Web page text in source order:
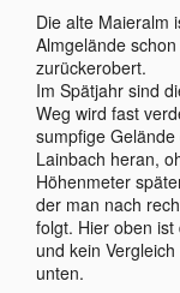
Die alte Maieralm
Almgelände
zurückerobert.
Im Spätjahr sind
Weg wird fast
sumpfige
Lainbach heran,
Höhenmeter
der man nach
folgt. Hier oben
und kein
unten.